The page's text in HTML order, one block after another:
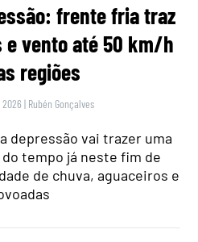
frente fria traz
e vento até 50 km/h
regiões
2026 | Rubén Gonçalves
depressão vai trazer uma
tempo já neste fim de
de chuva, aguaceiros e